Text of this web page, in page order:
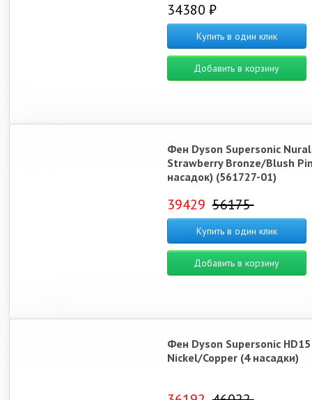
34380 ₽
Купить в один клик
Добавить в корзину
Фен Dyson Supersonic
Strawberry Bronze/Blush
насадок) (561727-01)
39429 56175
Купить в один клик
Добавить в корзину
Фен Dyson Supersonic HD15
Nickel/Copper (4 насадки)